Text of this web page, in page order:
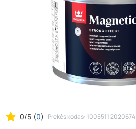
0/5 (0) Prekės kodas: 1005511 2020674